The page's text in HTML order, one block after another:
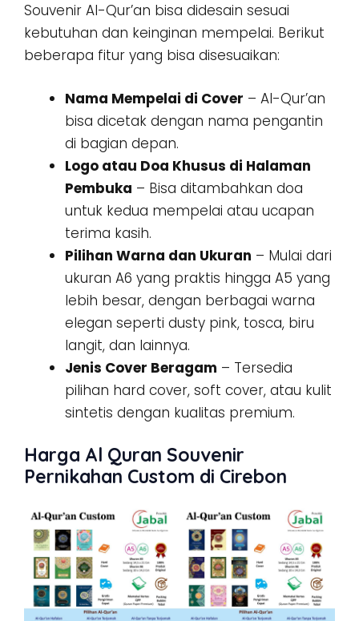
Souvenir Al-Qur’an bisa didesain sesuai
kebutuhan dan keinginan mempelai. Berikut
beberapa fitur yang bisa disesuaikan:
Nama Mempelai di Cover – Al-Qur’an
bisa dicetak dengan nama pengantin
di bagian depan.
Logo atau Doa Khusus di Halaman
Pembuka – Bisa ditambahkan doa
untuk kedua mempelai atau ucapan
terima kasih.
Pilihan Warna dan Ukuran – Mulai dari
ukuran A6 yang praktis hingga A5 yang
lebih besar, dengan berbagai warna
elegan seperti dusty pink, tosca, biru
langit, dan lainnya.
Jenis Cover Beragam – Tersedia
pilihan hard cover, soft cover, atau kulit
sintetis dengan kualitas premium.
Harga Al Quran Souvenir
Pernikahan Custom di Cirebon